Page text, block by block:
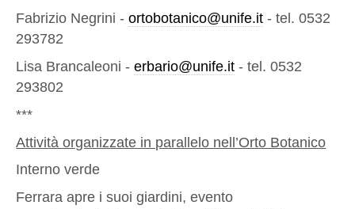
Fabrizio Negrini -ortobotanico@unife.it - tel. 0532
293782
Lisa Brancaleoni -erbario@unife.it - tel. 0532
293802
***
Attività organizzate in parallelo nell’Orto Botanico
Interno verde
Ferrara apre i suoi giardini, evento